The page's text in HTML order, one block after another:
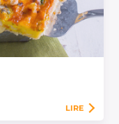
LIRE